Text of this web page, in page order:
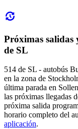
Próximas salidas
de SL
514 de SL - autobús
en la zona de
última parada en
las próximas llegadas
próxima salida
horario completo del
aplicación.